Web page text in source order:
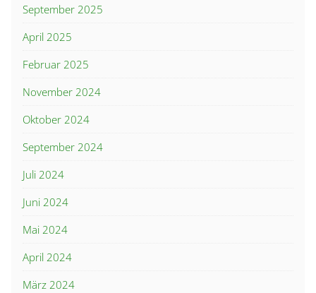
September 2025
April 2025
Februar 2025
November 2024
Oktober 2024
September 2024
Juli 2024
Juni 2024
Mai 2024
April 2024
März 2024